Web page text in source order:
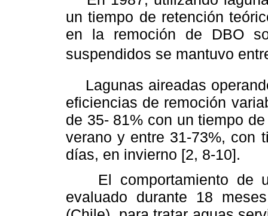
un tiempo de retención
en la remoción de DBO
suspendidos se mantuvo
Lagunas aireadas
eficiencias de remoción
de 35- 81% con un tiempo
verano y entre 31-73%, con
días, en invierno [2, 8-10].
El comportamiento de
evaluado durante 18